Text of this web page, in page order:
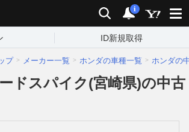
検索 通知
i
ID新規取得
プ メーカー一覧 ホンダの車種一覧 ホンダの
ドスパイク(宮崎県)の中古